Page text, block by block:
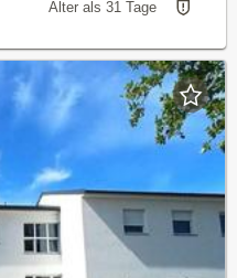
Älter als 31 Tage